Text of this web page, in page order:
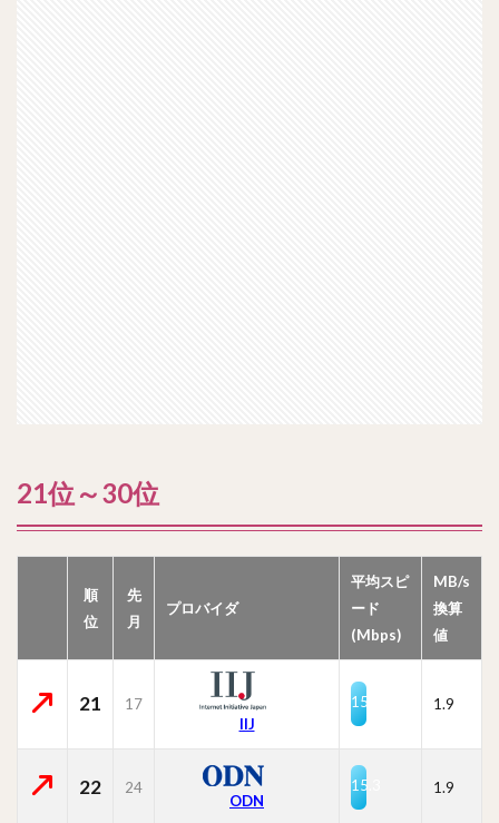
21位～30位
順
位
先
月
プロバイダ
平均スピ
ード
(Mbps)
MB/s
換算
値
21
17
IIJ
15.3 1.9
22 24
ODN
15.3 1.9